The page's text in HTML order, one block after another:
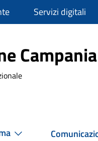
Servizi digitali
Campania